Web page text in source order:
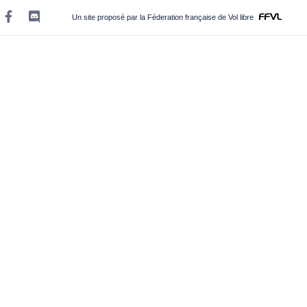
Un site proposé par la Féderation française de Vol libre